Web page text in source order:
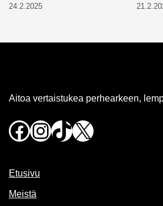
24.2.2025
Aitoa vertaistukea perhearkeen,
Facebook
Instagram
TikTok
X
Etusivu
Meistä